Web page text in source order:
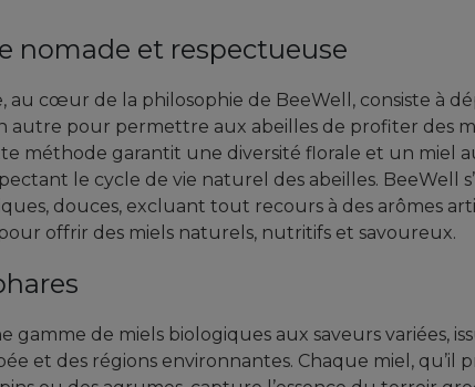
nomade et respectueuse
au cœur de la philosophie de BeeWell, consiste à
autre pour permettre aux abeilles de profiter des
méthode garantit une diversité florale et un miel
le cycle de vie naturel des abeilles. BeeWell
douces, excluant tout recours à des arômes
offrir des miels naturels, nutritifs et savoureux.
gamme de miels biologiques aux saveurs variées,
et des régions environnantes. Chaque miel, qu’il